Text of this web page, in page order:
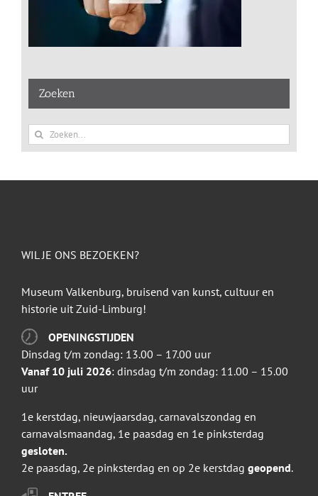
Zoeken
Zoeken
naar:
WIL JE ONS BEZOEKEN?
Museum Valkenburg, bruisend van kunst, cultuur en
historie uit Zuid-Limburg!
OPENINGSTIJDEN
Dinsdag t/m zondag: 13.00 – 17.00 uur
Vanaf 10 juli 2026: dinsdag t/m zondag: 11.00 – 15.00
uur
1e kerstdag, nieuwjaarsdag, carnavalszondag en
carnavalsmaandag, 1e paasdag en 1e pinksterdag
gesloten.
2e paasdag, 2e pinksterdag en op 2e kerstdag geopend.